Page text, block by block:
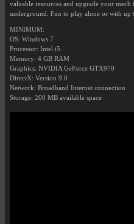
valuable resources and upgrade your
underground. Fun to play alone or with
MINIMUM:
OS: Windows 7
Processor: Intel i5
Memory: 4 GB RAM
Graphics: NVIDIA GeForce GTX970
DirectX: Version 9.0
Network: Broadband Internet connection
Storage: 200 MB available space